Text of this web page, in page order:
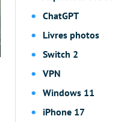
ChatGPT
Livres photos
Switch 2
VPN
Windows 11
iPhone 17